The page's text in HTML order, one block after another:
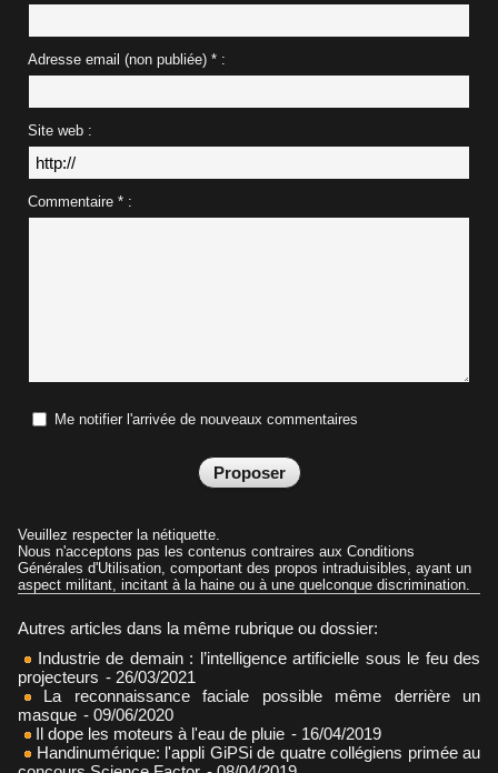
Adresse email (non publiée) * :
Site web :
Commentaire * :
Me notifier l'arrivée de nouveaux commentaires
Veuillez respecter la nétiquette.
Nous n'acceptons pas les contenus contraires aux Conditions
Générales d'Utilisation, comportant des propos intraduisibles, ayant un
aspect militant, incitant à la haine ou à une quelconque discrimination.
Autres articles dans la même rubrique ou dossier:
Industrie de demain : l’intelligence artificielle sous le feu des
projecteurs - 26/03/2021
La reconnaissance faciale possible même derrière un
masque - 09/06/2020
Il dope les moteurs à l'eau de pluie - 16/04/2019
Handinumérique: l'appli GiPSi de quatre collégiens primée au